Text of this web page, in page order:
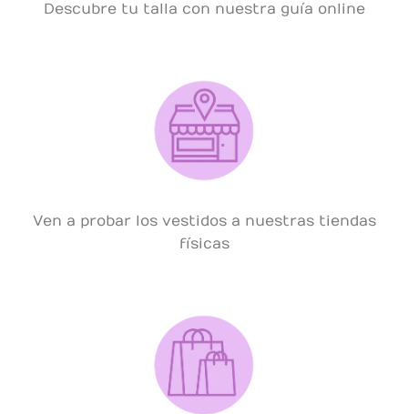
Descubre tu talla con nuestra guía online
Ven a probar los vestidos a nuestras tiendas
físicas